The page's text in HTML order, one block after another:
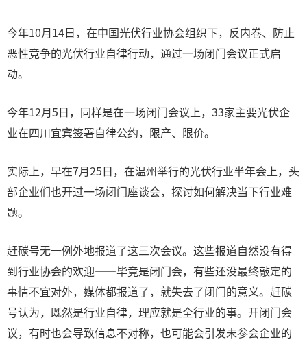
今年10月14日，在中国光伏行业协会组织下，反内卷、防止
恶性竞争的光伏行业自律行动，通过一场闭门会议正式启
动。
今年12月5日，同样是在一场闭门会议上，33家主要光伏企
业在四川宜宾签署自律公约，限产、限价。
实际上，早在7月25日，在温州举行的光伏行业半年会上，头
部企业们也开过一场闭门座谈会，探讨如何解决当下行业难
题。
赶碳号无一例外地报道了这三次会议。这些报道自然没有得
到行业协会的欢迎——毕竟是闭门会，有些还没最终敲定的
事情不宜对外，媒体都报道了，就失去了闭门的意义。赶碳
号认为，既然是行业自律，理应就是全行业的事。开闭门会
议，有时也会导致信息不对称，也可能会引发未参会企业的